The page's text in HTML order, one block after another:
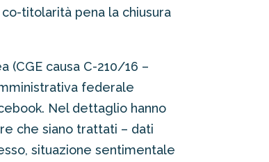
titolarità pena la chiusura
(CGE causa C-210/16 –
federale
Nel dettaglio hanno
che siano trattati – dati
situazione sentimentale